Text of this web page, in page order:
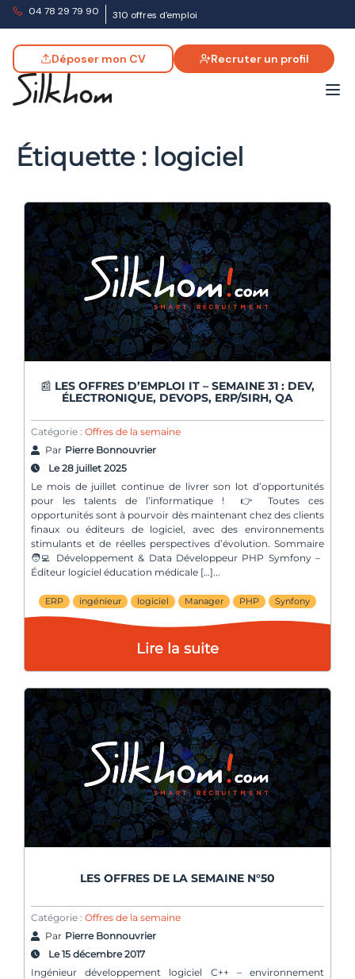
04 78 29 79 90 310 offres d'emploi
Déposer mon CV Recruter un profil
Étiquette : logiciel
📰 LES OFFRES D’EMPLOI IT – SEMAINE 31 : DEV,
ÉLECTRONIQUE, DEVOPS, ERP/SIRH, QA
Catégorie : Offres de la semaine
Par Pierre Bonnouvrier
Le 28 juillet 2025
Le mois de juillet continue de livrer son lot d’opportunités
pour les talents de l’informatique ! 👉 Toutes ces
opportunités sont à pourvoir dès maintenant chez des clients
finaux ou éditeurs de logiciel, avec des environnements
stimulants et de réelles perspectives d’évolution. Sommaire
🧑‍💻 Développement & Data Développeur PHP Symfony –
Éditeur logiciel éducation médicale […]
ERP ingénieur logiciel Manager PHP Synfony
Lire la suite
LES OFFRES DE LA SEMAINE N°50
Catégorie : Offres de la semaine
Par Pierre Bonnouvrier
Le 15 décembre 2017
Ingénieur développement logiciel C++ – environnement